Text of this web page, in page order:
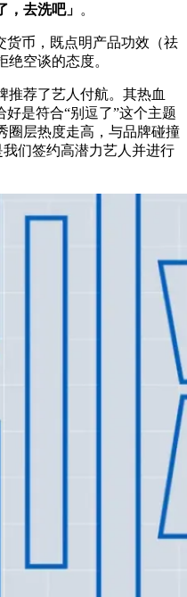
，去洗吧」 。
货币，既点明产品功效（祛
空谈的态度。
推荐了艺人付航。其热血
好是符合“别逗了”这个主题
圈层热度走高，与品牌碰撞
们签约高潜力艺人并进行